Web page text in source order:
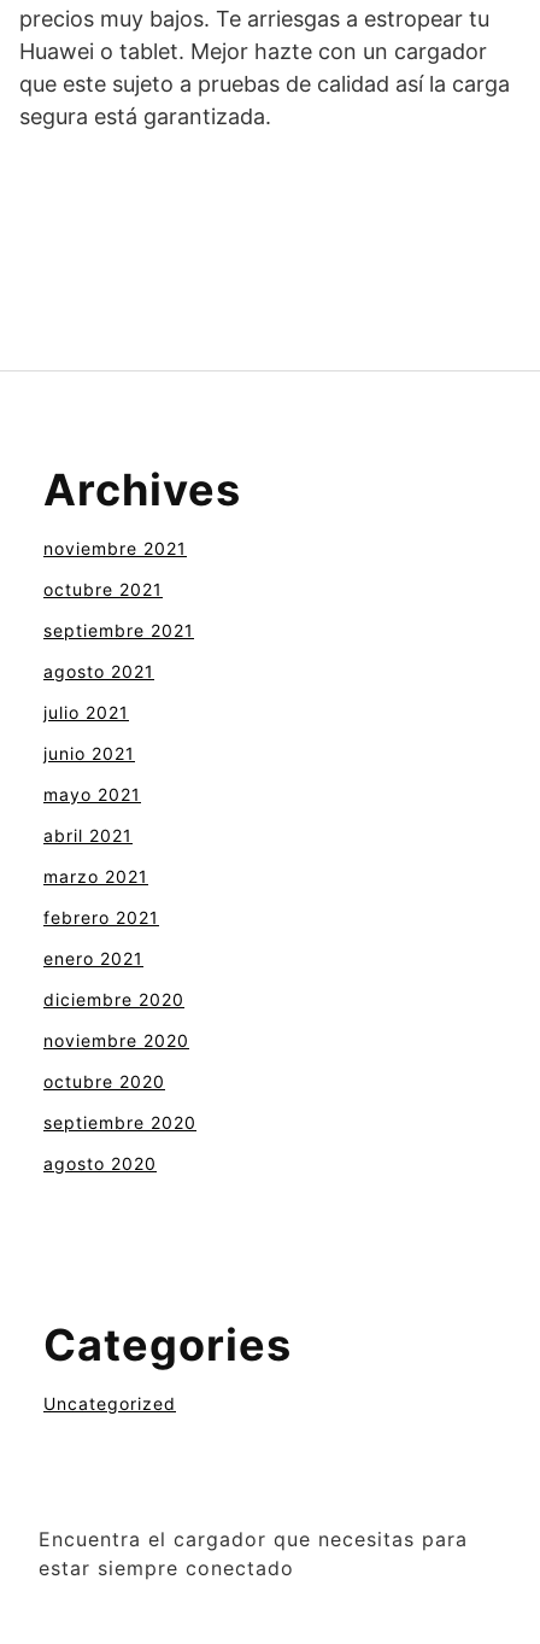
precios muy bajos. Te arriesgas a estropear tu
Huawei o tablet. Mejor hazte con un cargador
que este sujeto a pruebas de calidad así la carga
segura está garantizada.
Archives
noviembre 2021
octubre 2021
septiembre 2021
agosto 2021
julio 2021
junio 2021
mayo 2021
abril 2021
marzo 2021
febrero 2021
enero 2021
diciembre 2020
noviembre 2020
octubre 2020
septiembre 2020
agosto 2020
Categories
Uncategorized
Encuentra el cargador que necesitas para
estar siempre conectado